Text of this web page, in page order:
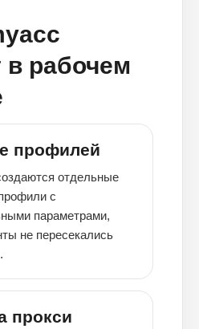
в рабочем
профилей
отдельные
с
параметрами,
не пересекались
прокси